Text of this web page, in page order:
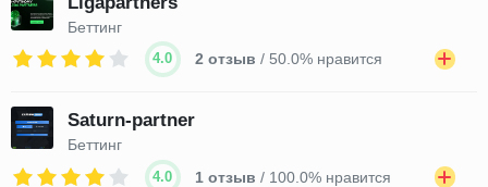
Беттинг
4.0 2 отзыв / 50.0% нравится
Saturn-partner
Беттинг
4.0 1 отзыв / 100.0% нравится